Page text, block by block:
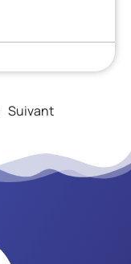
Suivant